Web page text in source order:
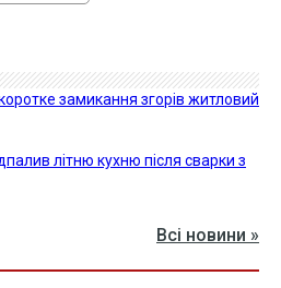
замикання згорів житловий
літню кухню після сварки з
Всі новини »